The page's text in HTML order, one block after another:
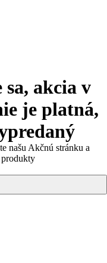
akcia v
je platná,
našu Akčnú stránku a